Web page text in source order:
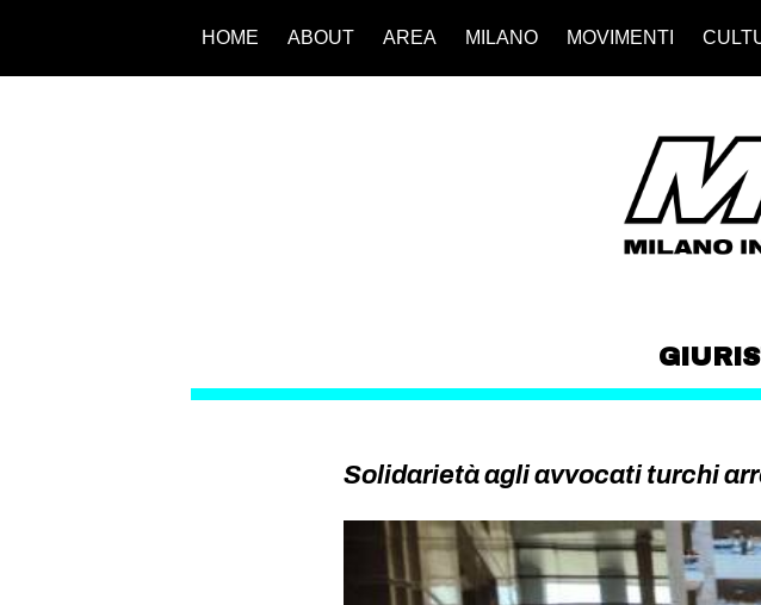
HOME ABOUT AREA MILANO MOVIMENTI
Solidarietà agli avvocati turchi